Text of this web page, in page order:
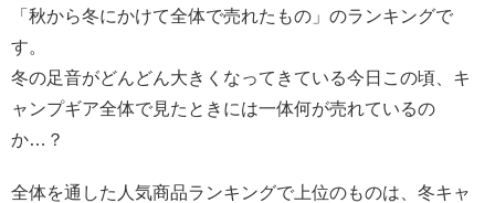
「秋から冬にかけて全体で売れたもの」のランキングで
す。
冬の足音がどんどん大きくなってきている今日この頃、キ
ャンプギア全体で見たときには一体何が売れているの
か…？
全体を通した人気商品ランキングで上位のものは、冬キャ